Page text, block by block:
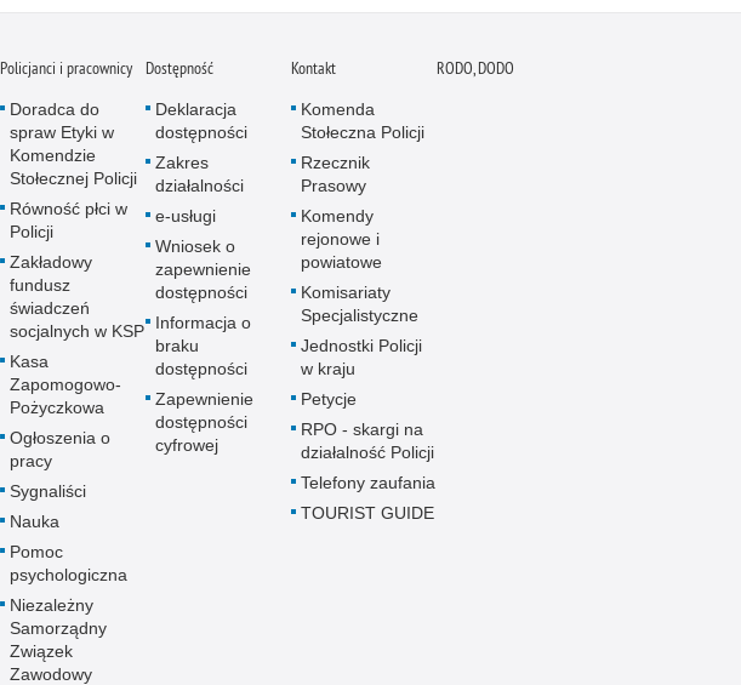
Policjanci i pracownicy
Doradca do
spraw Etyki w
Komendzie
Stołecznej Policji
Równość płci w
Policji
Zakładowy
fundusz
świadczeń
socjalnych w KSP
Kasa
Zapomogowo-
Pożyczkowa
Ogłoszenia o
pracy
Sygnaliści
Nauka
Pomoc
psychologiczna
Niezależny
Samorządny
Związek
Zawodowy
Dostępność
Deklaracja
dostępności
Zakres
działalności
e-usługi
Wniosek o
zapewnienie
dostępności
Informacja o
braku
dostępności
Zapewnienie
dostępności
cyfrowej
Kontakt
Komenda
Stołeczna Policji
Rzecznik
Prasowy
Komendy
rejonowe i
powiatowe
Komisariaty
Specjalistyczne
Jednostki Policji
w kraju
Petycje
RPO - skargi na
działalność Policji
Telefony zaufania
TOURIST GUIDE
RODO, DODO